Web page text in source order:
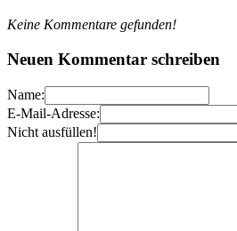
Keine Kommentare gefunden!
Neuen Kommentar schreiben
Name:
E-Mail-Adresse:
Nicht ausfüllen!